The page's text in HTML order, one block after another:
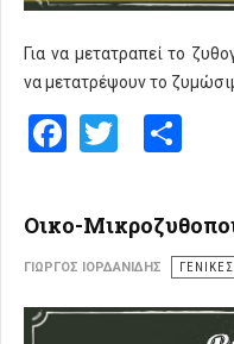
Για να μετατραπεί το
να μετατρέψουν το
Facebook
Twitter
Οικο-
ΓΙΏΡΓΟΣ ΙΟΡΔΑΝΊΔΗΣ